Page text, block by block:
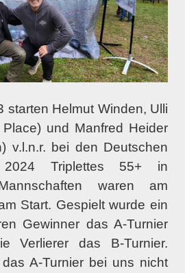
starten Helmut Winden, Ulli
und Manfred Heider
v.l.n.r. bei den Deutschen
2024 Triplettes 55+ in
waren am
Start. Gespielt wurde ein
Gewinner das A-Turnier
Verlierer das B-Turnier.
A-Turnier bei uns nicht